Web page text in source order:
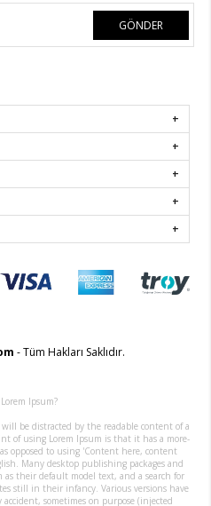
GÖNDER
- Tüm Hakları Saklıdır.
Ipsum?
be distracted by the readable content of a
of using Lorem Ipsum is that it has a more-
opposed to using 'Content here, content
Many desktop publishing packages and
as their default model text, and a search for
still in their infancy. Various versions have
accident, sometimes on purpose (injected